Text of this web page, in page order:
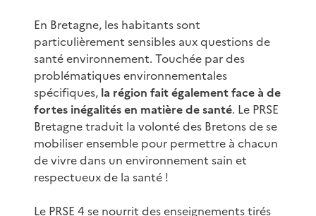
En Bretagne, les habitants sont
particulièrement sensibles aux questions de
santé environnement. Touchée par des
problématiques environnementales
spécifiques, la région fait également face à de
fortes inégalités en matière de santé. Le PRSE
Bretagne traduit la volonté des Bretons de se
mobiliser ensemble pour permettre à chacun
de vivre dans un environnement sain et
respectueux de la santé !
Le PRSE 4 se nourrit desenseignements tirés